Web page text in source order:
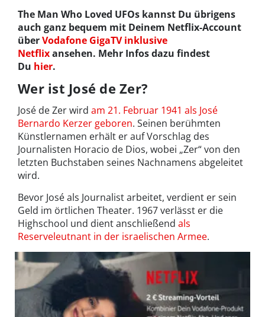
The Man Who Loved UFOs kannst Du übrigens
auch ganz bequem mit Deinem Netflix-Account
überVodafone GigaTV inklusive
Netflixansehen. Mehr Infos dazu findest
Du hier.
Wer ist José de Zer?
José de Zer wird am 21. Februar 1941 als José
Bernardo Kerzer geboren. Seinen berühmten
Künstlernamen erhält er auf Vorschlag des
Journalisten Horacio de Dios, wobei „Zer“ von den
letzten Buchstaben seines Nachnamens abgeleitet
wird.
Bevor José als Journalist arbeitet, verdient er sein
Geld im örtlichen Theater. 1967 verlässt er die
Highschool und dient anschließend als
Reserveleutnant in der israelischen Armee.